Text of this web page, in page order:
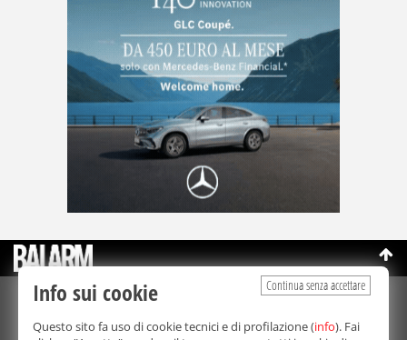
©Copyright 2003-2026
Bmedia Srl- P.IVA 07064240828
La riproduzione totale o parziale di tutti i contenuti, in qualunque
Continua senza accettare
Info sui cookie
Questo sito fa uso di cookie tecnici e di profilazione (info). Fai